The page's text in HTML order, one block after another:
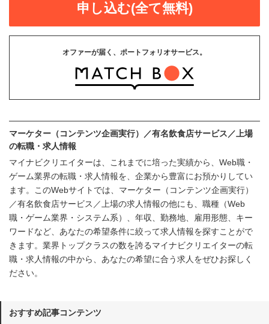
申し込む(全て無料)
オファーが届く、ポートフォリオサービス。
マーケター（コンテンツ企画実行）／有名飲食店サービス／上場
の転職・求人情報
マイナビクリエイターは、これまでに培った実績から、Web職・
ゲーム業界の転職・求人情報を、企業から豊富にお預かりしてい
ます。このWebサイトでは、マーケター（コンテンツ企画実行）
／有名飲食店サービス／上場の求人情報の他にも、職種（Web
職・ゲーム業界・システム系）、年収、勤務地、雇用形態、キー
ワードなど、あなたの希望条件に絞って求人情報を探すことがで
きます。業界トップクラスの数を誇るマイナビクリエイターの転
職・求人情報の中から、あなたの希望に合う求人をぜひお探しく
ださい。
おすすめ記事コンテンツ